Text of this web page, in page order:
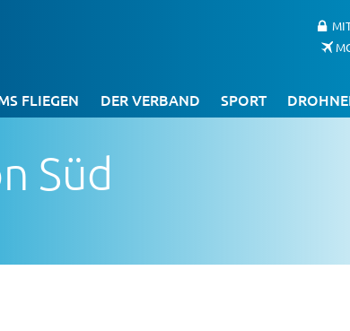
FLIEGEN DER VERBAND SPORT
Süd